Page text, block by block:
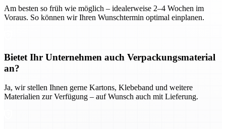
Am besten so früh wie möglich – idealerweise 2–4 Wochen im
Voraus. So können wir Ihren Wunschtermin optimal einplanen.
Bietet Ihr Unternehmen auch Verpackungsmaterial
an?
Ja, wir stellen Ihnen gerne Kartons, Klebeband und weitere
Materialien zur Verfügung – auf Wunsch auch mit Lieferung.